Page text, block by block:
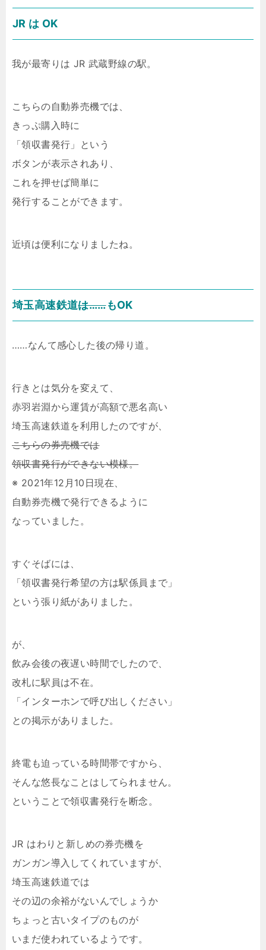
JR は OK
我が最寄りは JR 武蔵野線の駅。
こちらの自動券売機では、
きっぷ購入時に
「領収書発行」という
ボタンが表示されあり、
これを押せば簡単に
発行することができます。
近頃は便利になりましたね。
埼玉高速鉄道は……もOK
……なんて感心した後の帰り道。
行きとは気分を変えて、
赤羽岩淵から運賃が高額で悪名高い
埼玉高速鉄道を利用したのですが、
こちらの券売機では
領収書発行ができない模様。
※ 2021年12月10日現在、
自動券売機で発行できるように
なっていました。
すぐそばには、
「領収書発行希望の方は駅係員まで」
という張り紙がありました。
が、
飲み会後の夜遅い時間でしたので、
改札に駅員は不在。
「インターホンで呼び出しください」
との掲示がありました。
終電も迫っている時間帯ですから、
そんな悠長なことはしてられません。
ということで領収書発行を断念。
JR はわりと新しめの券売機を
ガンガン導入してくれていますが、
埼玉高速鉄道では
その辺の余裕がないんでしょうか
ちょっと古いタイプのものが
いまだ使われているようです。